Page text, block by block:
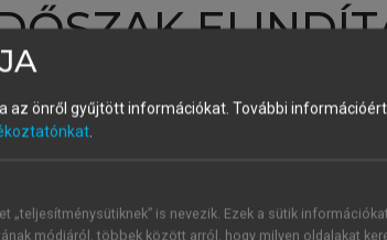
be a saját fiókoddal, iskolai azonosítóddal vagy
1 óra díjmentes hozzáférésrevagy
vagy hozz
után a
az önről gyűjtött információkat. További
.
„teljesítménysütiknek” is nevezik. Ezek a sütik
módjáról, többek között arról, hogy milyen oldalakat